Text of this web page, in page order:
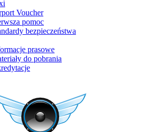
Voucher
pomoc
bezpieczeństwa
prasowe
do pobrania